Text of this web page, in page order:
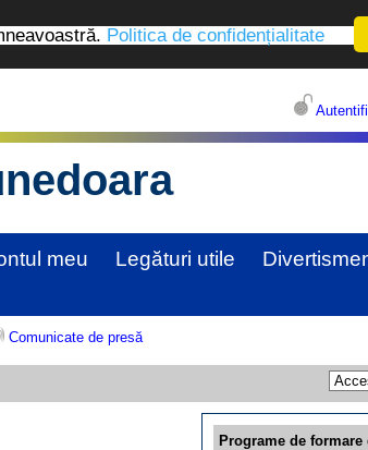
Politica de confidențialitate
meu Legături utile
Comunicate de presă
Programe de